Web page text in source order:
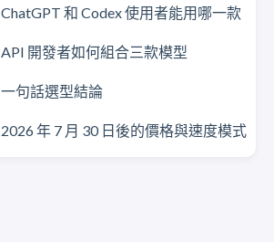
ChatGPT 和 Codex 使用者能用哪一款
API 開發者如何組合三款模型
一句話選型結論
2026 年 7 月 30 日後的價格與速度模式